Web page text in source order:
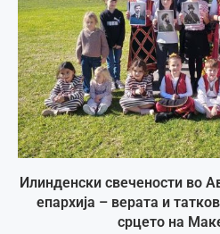
Илинденски свечености во
епархија – верата и
срцето на